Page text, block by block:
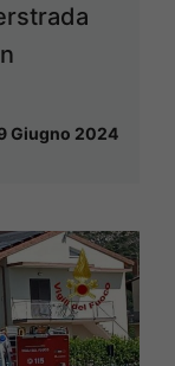
Giugno 2024